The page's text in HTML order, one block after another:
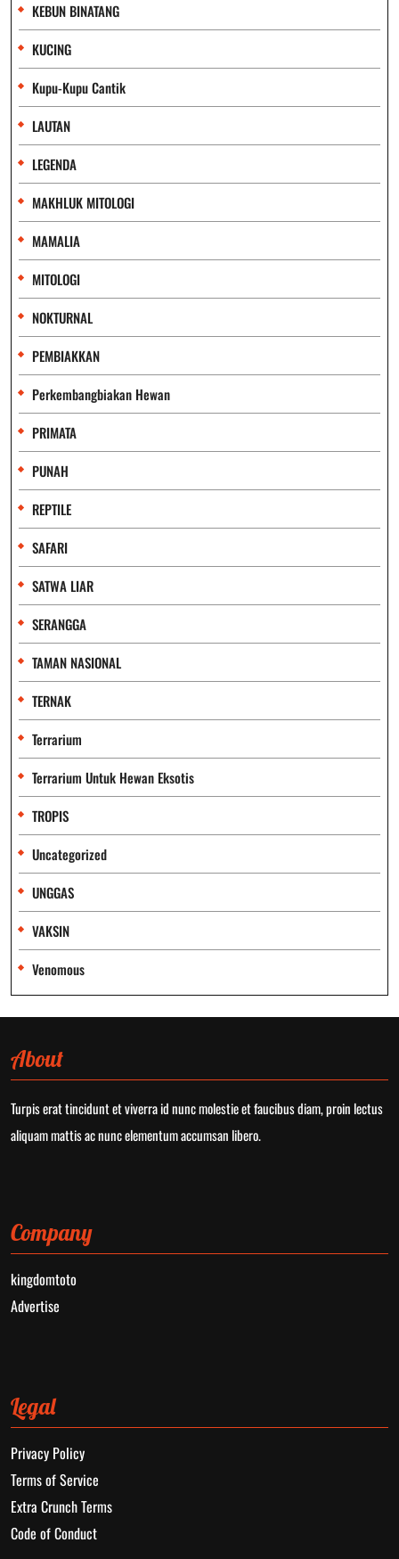
KEBUN BINATANG
KUCING
Kupu-Kupu Cantik
LAUTAN
LEGENDA
MAKHLUK MITOLOGI
MAMALIA
MITOLOGI
NOKTURNAL
PEMBIAKKAN
Perkembangbiakan Hewan
PRIMATA
PUNAH
REPTILE
SAFARI
SATWA LIAR
SERANGGA
TAMAN NASIONAL
TERNAK
Terrarium
Terrarium Untuk Hewan Eksotis
TROPIS
Uncategorized
UNGGAS
VAKSIN
Venomous
About
Turpis erat tincidunt et viverra id nunc molestie et faucibus diam, proin lectus
aliquam mattis ac nunc elementum accumsan libero.
Company
kingdomtoto
Advertise
Legal
Privacy Policy
Terms of Service
Extra Crunch Terms
Code of Conduct